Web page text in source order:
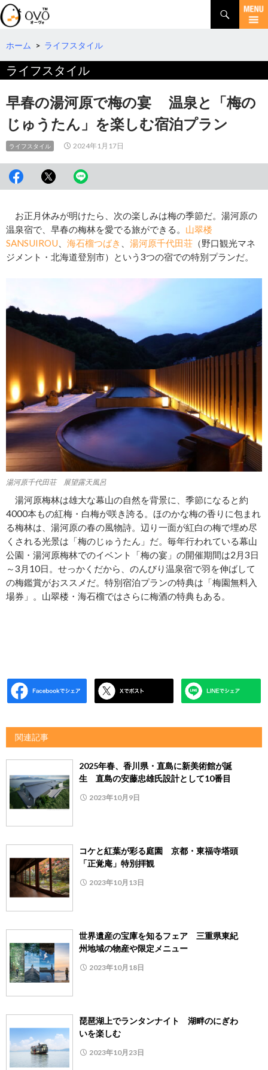
検
索
コ
テ
ツ
へ
動
ホーム > ライフスタイル
ライフスタイル
早春の湯河原で梅の宴 温泉と「梅の
じゅうたん」を楽しむ宿泊プラン
ライフスタイル 2024年1月17日
お正月休みが明けたら、次の楽しみは梅の季節だ。湯河原の
温泉宿で、早春の梅林を愛でる旅ができる。 山翠楼
SANSUIROU
海石榴つばき 湯河原千代田荘 （野口観光マネ
ジメント・北海道登別市）という3つの宿での特別プランだ。
湯河原千代田荘 展望露天風呂
湯河原梅林は雄大な幕山の自然を背景に、季節になると約
4000本もの紅梅・白梅が咲き誇る。ほのかな梅の香りに包まれ
る梅林は、湯河原の春の風物詩。辺り一面が紅白の梅で埋め尽
くされる光景は「梅のじゅうたん」だ。毎年行われている幕山
公園・湯河原梅林でのイベント「梅の宴」の開催期間は2月3日
～3月10日。せっかくだから、のんびり温泉宿で羽を伸ばして
の梅鑑賞がおススメだ。特別宿泊プランの特典は「梅園無料入
場券」。山翠楼・海石榴ではさらに梅酒の特典もある。
関連記事
2025年春、香川県・直島に新美術館が誕
生 直島の安藤忠雄氏設計として10番目
2023年10月9日
コケと紅葉が彩る庭園 京都・東福寺塔頭
「正覚庵」特別拝観
2023年10月13日
世界遺産の宝庫を知るフェア 三重県東紀
州地域の物産や限定メニュー
2023年10月18日
琵琶湖上でランタンナイト 湖畔のにぎわ
いを楽しむ
2023年10月23日